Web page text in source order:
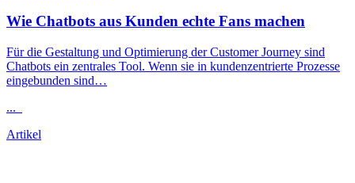
Wie Chatbots aus Kunden echte Fans machen
Für die Gestaltung und Optimierung der Customer Journey sind
Chatbots ein zentrales Tool. Wenn sie in kundenzentrierte Prozesse
eingebunden sind…
...
Artikel